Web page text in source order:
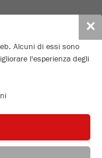
✕
Alcuni di essi sono
l'esperienza degli
Toggle
STEEL